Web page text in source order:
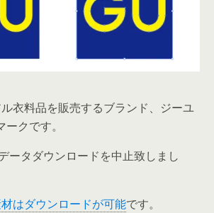
衣料品を販売するブランド、ジーユ
クです。
ータダウンロードを中止致しまし
はダウンロードが可能です。